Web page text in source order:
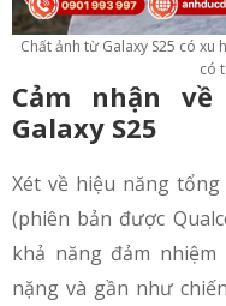
Chất ảnh từ Galaxy S25 có
có
Cảm nhận
Galaxy S25
Xét về hiệu năng
(phiên bản được
khả năng đảm
nặng và gần như